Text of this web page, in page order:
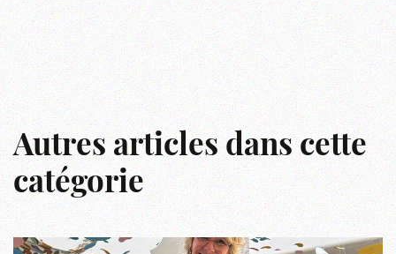
Autres articles dans cette
catégorie